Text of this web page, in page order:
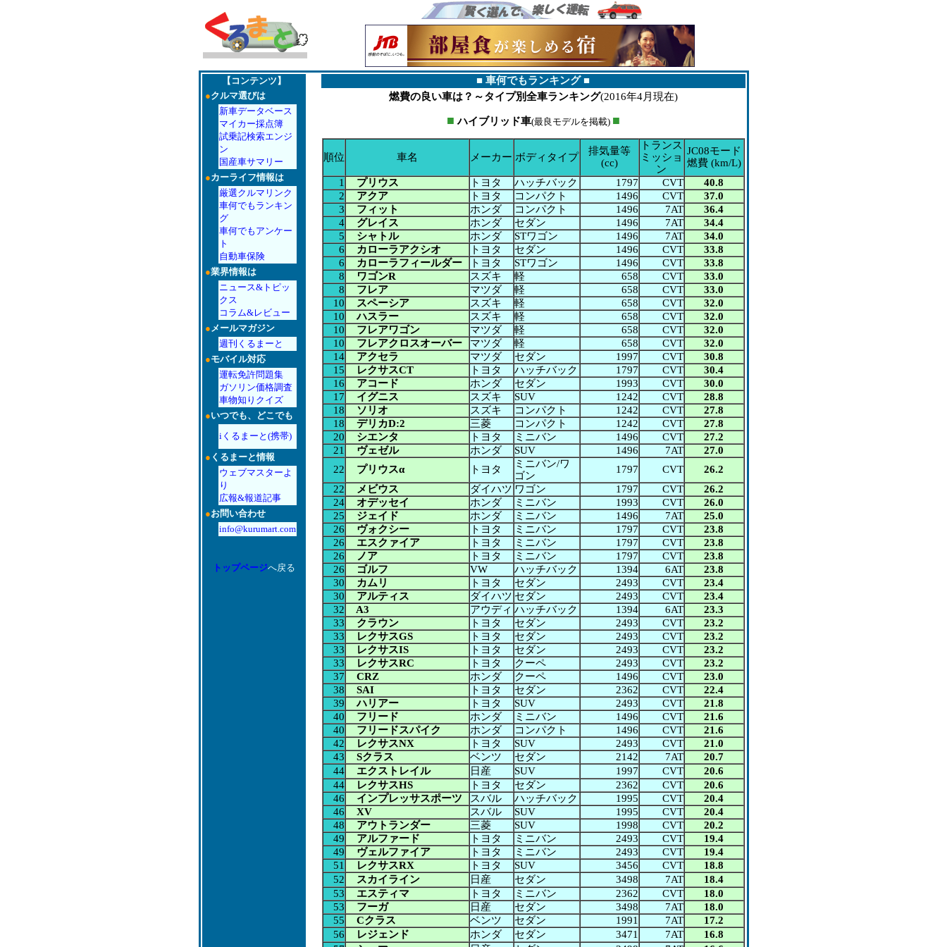
【コンテンツ】
●クルマ選びは
新車データベース
マイカー採点簿
試乗記検索エンジ
ン
国産車サマリー
●カーライフ情報は
厳選クルマリンク
車何でもランキン
グ
車何でもアンケー
ト
自動車保険
●業界情報は
ニュース&トピッ
クス
コラム&レビュー
●メールマガジン
週刊くるまーと
●モバイル対応
運転免許問題集
ガソリン価格調査
車物知りクイズ
●いつでも、どこでも
iくるまーと(携帯)
● くるまーと情報
ウェブマスターよ
り
広報&報道記事
●お問い合わせ
info@kurumart.com
トップページへ戻る
■ 車何でもランキング ■
燃費の良い車は？～タイプ別全車ランキング(2016年4月現在)
■ ハイブリッド車(最良モデルを掲載) ■
順位 車名 メーカー ボディタイプ
排気量等
(cc)
トランス
ミッショ
ン
JC08モード
燃費 (km/L)
1
プリウス トヨタ ハッチバック 1797 CVT
40.8
2
アクア トヨタ コンパクト 1496 CVT
37.0
3
フィット ホンダ コンパクト 1496 7AT
36.4
4
グレイス ホンダ セダン 1496 7AT
34.4
5
シャトル ホンダ STワゴン 1496 7AT
34.0
6
カローラアクシオ トヨタ セダン 1496 CVT
33.8
6
カローラフィールダー トヨタ STワゴン 1496 CVT
33.8
8
ワゴンR スズキ 軽 658 CVT
33.0
8
フレア マツダ 軽 658 CVT
33.0
10
スペーシア スズキ 軽 658 CVT
32.0
10
ハスラー スズキ 軽 658 CVT
32.0
10
フレアワゴン マツダ 軽 658 CVT
32.0
10
フレアクロスオーバー マツダ 軽 658 CVT
32.0
14
アクセラ マツダ セダン 1997 CVT
30.8
15
レクサスCT トヨタ ハッチバック 1797 CVT
30.4
16
アコード ホンダ セダン 1993 CVT
30.0
17
イグニス スズキ SUV 1242 CVT
28.8
18
ソリオ スズキ コンパクト 1242 CVT
27.8
18
デリカD:2 三菱 コンパクト 1242 CVT
27.8
20
シエンタ トヨタ ミニバン 1496 CVT
27.2
21
ヴェゼル ホンダ SUV 1496 7AT
27.0
22
プリウスα トヨタ
ミニバン/ワ
ゴン
1797 CVT
26.2
22
メビウス ダイハツ ワゴン 1797 CVT
26.2
24
オデッセイ ホンダ ミニバン 1993 CVT
26.0
25
ジェイド ホンダ ミニバン 1496 7AT
25.0
26
ヴォクシー トヨタ ミニバン 1797 CVT
23.8
26
エスクァイア トヨタ ミニバン 1797 CVT
23.8
26
ノア トヨタ ミニバン 1797 CVT
23.8
26
ゴルフ VW ハッチバック 1394 6AT
23.8
30
カムリ トヨタ セダン 2493 CVT
23.4
30
アルティス ダイハツ セダン 2493 CVT
23.4
32
A3 アウディ ハッチバック 1394 6AT
23.3
33
クラウン トヨタ セダン 2493 CVT
23.2
33
レクサスGS トヨタ セダン 2493 CVT
23.2
33
レクサスIS トヨタ セダン 2493 CVT
23.2
33
レクサスRC トヨタ クーペ 2493 CVT
23.2
37
CRZ ホンダ クーペ 1496 CVT
23.0
38
SAI トヨタ セダン 2362 CVT
22.4
39
ハリアー トヨタ SUV 2493 CVT
21.8
40
フリード ホンダ ミニバン 1496 CVT
21.6
40
フリードスパイク ホンダ コンパクト 1496 CVT
21.6
42
レクサスNX トヨタ SUV 2493 CVT
21.0
43
Sクラス ベンツ セダン 2142 7AT
20.7
44
エクストレイル 日産 SUV 1997 CVT
20.6
44
レクサスHS トヨタ セダン 2362 CVT
20.6
46
インプレッサスポーツ スバル ハッチバック 1995 CVT
20.4
46
XV スバル SUV 1995 CVT
20.4
48
アウトランダー 三菱 SUV 1998 CVT
20.2
49
アルファード トヨタ ミニバン 2493 CVT
19.4
49
ヴェルファイア トヨタ ミニバン 2493 CVT
19.4
51
レクサスRX トヨタ SUV 3456 CVT
18.8
52
スカイライン 日産 セダン 3498 7AT
18.4
53
エスティマ トヨタ ミニバン 2362 CVT
18.0
53
フーガ 日産 セダン 3498 7AT
18.0
55
Cクラス ベンツ セダン 1991 7AT
17.2
56
レジェンド ホンダ セダン 3471 7AT
16.8